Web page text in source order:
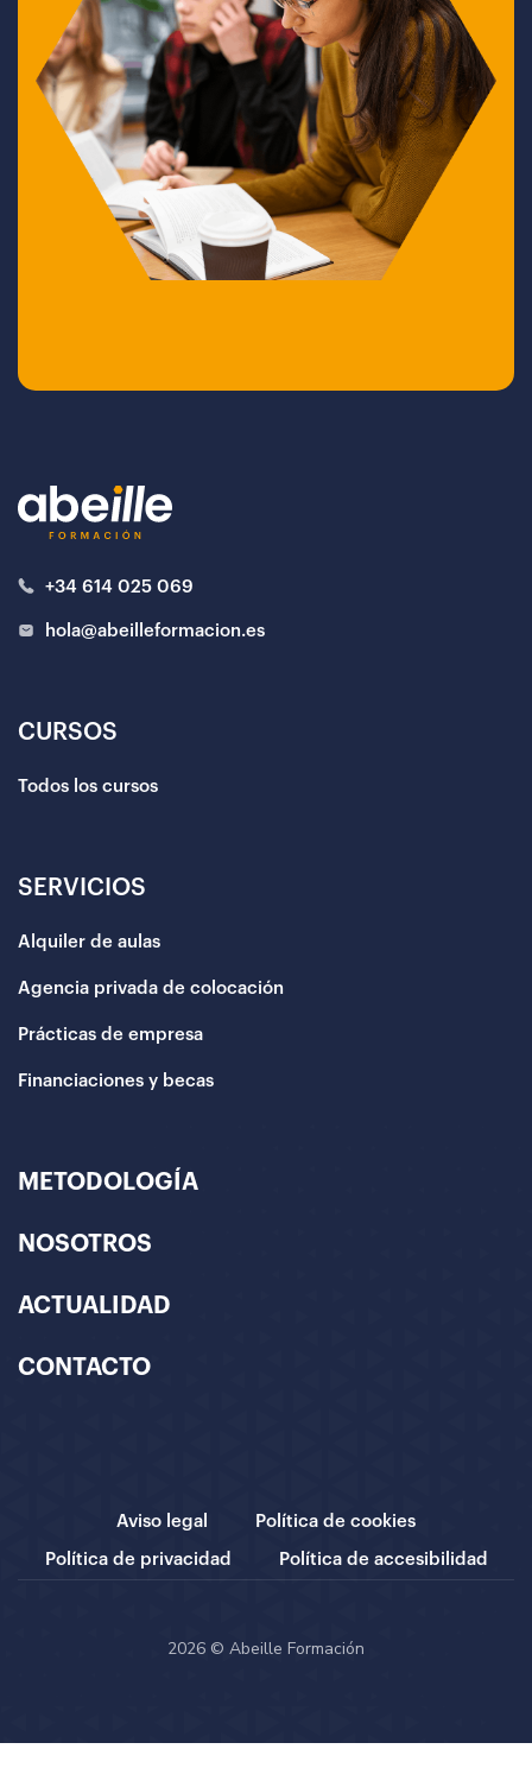
+34 614 025 069
hola@abeilleformacion.es
CURSOS
Todos los cursos
SERVICIOS
Alquiler de aulas
Agencia privada de colocación
Prácticas de empresa
Financiaciones y becas
METODOLOGÍA
NOSOTROS
ACTUALIDAD
CONTACTO
Aviso legal Política de cookies
Política de privacidad Política de accesibilidad
2026 © Abeille Formación